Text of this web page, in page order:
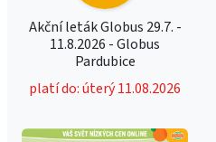
Akční leták Globus 29.7. -
11.8.2026 - Globus
Pardubice
platí do: úterý 11.08.2026